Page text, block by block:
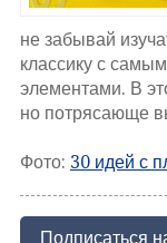
не забывай
классику с
элементами. В
но потрясающе
Фото: 30 идей с
Подписаться